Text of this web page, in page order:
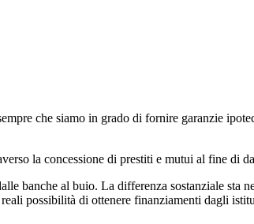
che siamo in grado di fornire garanzie
la concessione di prestiti e mutui al fine di
banche al buio. La differenza sostanziale sta
possibilità di ottenere finanziamenti dagli